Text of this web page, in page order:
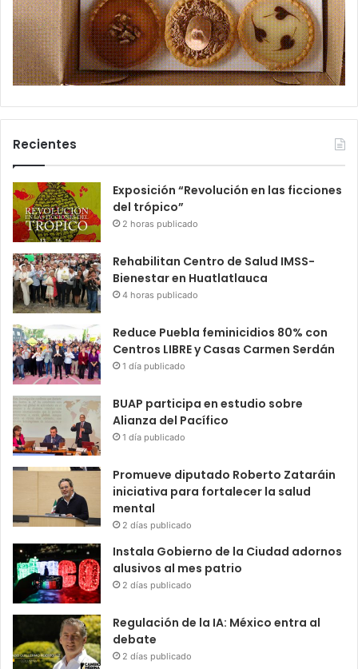
Recientes
Exposición “Revolución en las ficciones
del trópico”
2 horas publicado
Rehabilitan Centro de Salud IMSS-
Bienestar en Huatlatlauca
4 horas publicado
Reduce Puebla feminicidios 80% con
Centros LIBRE y Casas Carmen Serdán
1 día publicado
BUAP participa en estudio sobre
Alianza del Pacífico
1 día publicado
Promueve diputado Roberto Zataráin
iniciativa para fortalecer la salud
mental
2 días publicado
Instala Gobierno de la Ciudad adornos
alusivos al mes patrio
2 días publicado
Regulación de la IA: México entra al
debate
2 días publicado